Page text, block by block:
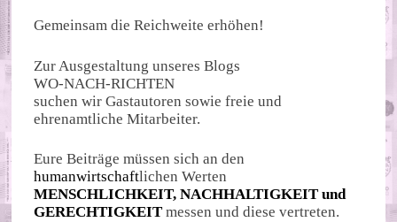
Gemeinsam die Reichweite erhöhen!
Zur Ausgestaltung unseres Blogs
WO-NACH-RICHTEN
suchen wir Gastautoren sowie freie und
ehrenamtliche Mitarbeiter.
Eure Beiträge müssen sich an den
humanwirtschaftlichen Werten
MENSCHLICHKEIT, NACHHALTIGKEIT und
GERECHTIGKEIT messen und diese vertreten.